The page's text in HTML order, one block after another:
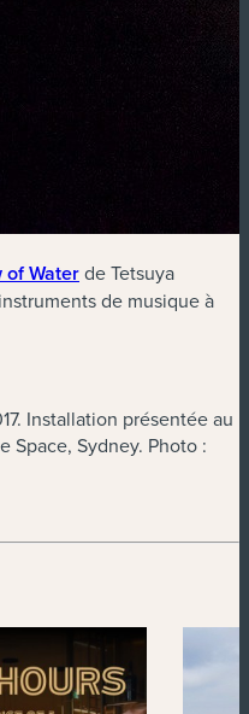
of Waterde Tetsuya
de musique à
Installation présentée au
Space, Sydney. Photo :